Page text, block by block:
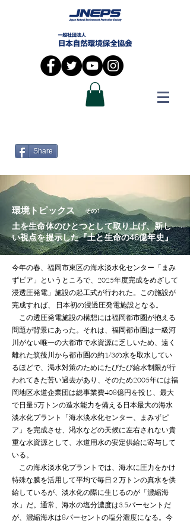
Share
環境トピックス その1
土を生命体のひとつとして取り上げ、新し
い視点を提示した『土と生命の46億年史』
今年の春、福岡市東区の海水淡水化センター「まみ
ずピア」というところで、2025年度完成をめざして
浸透圧発電」施設の起工式が行われた。この施設が
完成すれば、 日本初の浸透圧発電施設となる。
この透圧発電施設の構想には福岡都市圏が抱える
問題が背景にあった。それは、福岡都市圏は一級河
川がない唯一の大都市で水資源に乏しいため、遠く
離れた筑後川から都市圏の約1/3の水を取水してい
るほどで、渇水対策のためにたびたび給水制限が行
われてきた苦い過去があり、そのため2005年には福
岡地区水道企業団は総事業費408億円を投じ、最大
で日量5万トンの造水能力を備える日本最大の海水
淡水化プラント「海水淡水化センター、まみずピ
ア」を完成させ、渇水などの天候に左右されない貴
重な水資源として、水道用水の安定供給に寄与して
いる。
この海水淡水化プラントでは、海水に圧力をかけ
特殊な膜を活用して平均で毎日２万トンの真水を供
給しているが、淡水化の際に生じるのが「濃縮海
水」だ。通常、海水の塩分濃度は3.5パーセントだ
が、濃縮海水は8パーセントの塩分濃度になる。今